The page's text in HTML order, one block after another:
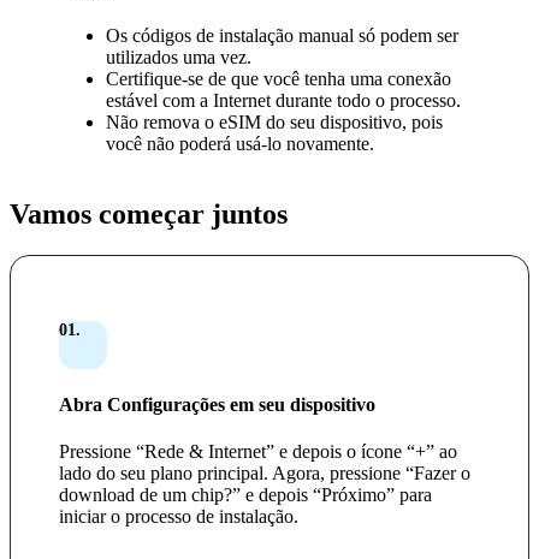
Os códigos de instalação manual só podem ser
utilizados uma vez.
Certifique-se de que você tenha uma conexão
estável com a Internet durante todo o processo.
Não remova o eSIM do seu dispositivo, pois
você não poderá usá-lo novamente.
Vamos começar juntos
01.
Abra Configurações em seu dispositivo
Pressione “Rede & Internet” e depois o ícone “+” ao
lado do seu plano principal. Agora, pressione “Fazer o
download de um chip?” e depois “Próximo” para
iniciar o processo de instalação.